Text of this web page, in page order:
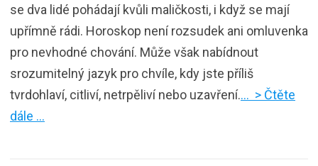
se dva lidé pohádají kvůli maličkosti, i když se mají
upřímně rádi. Horoskop není rozsudek ani omluvenka
pro nevhodné chování. Může však nabídnout
srozumitelný jazyk pro chvíle, kdy jste příliš
tvrdohlaví, citliví, netrpěliví nebo uzavření.… > Čtěte
dále …